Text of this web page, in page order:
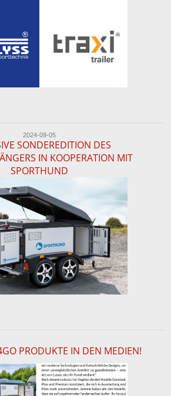
2024-09-05
SONDEREDITION DES
IN KOOPERATION MIT
SPORTHUND
PRODUKTE IN DEN MEDIEN!